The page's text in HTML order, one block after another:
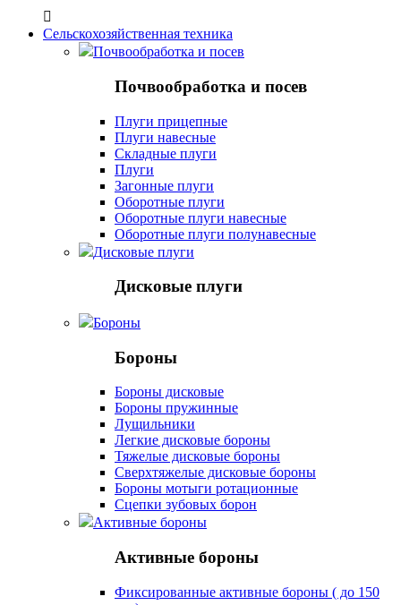

Сельскохозяйственная техника
Почвообработка и посев
Почвообработка и посев
Плуги прицепные
Плуги навесные
Складные плуги
Плуги
Загонные плуги
Оборотные плуги
Оборотные плуги навесные
Оборотные плуги полунавесные
Дисковые плуги
Дисковые плуги
Бороны
Бороны
Бороны дисковые
Бороны пружинные
Лущильники
Легкие дисковые бороны
Тяжелые дисковые бороны
Сверхтяжелые дисковые бороны
Бороны мотыги ротационные
Сцепки зубовых борон
Активные бороны
Активные бороны
Фиксированные активные бороны ( до 150